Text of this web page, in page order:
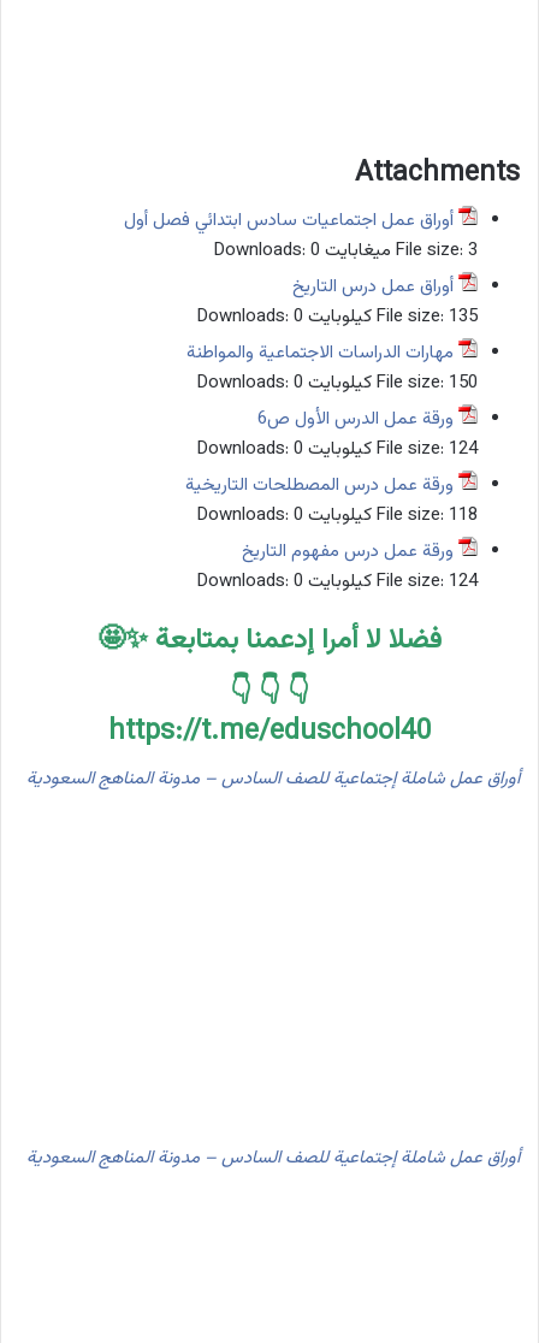
Attachments
أوراق عمل اجتماعيات سادس ابتدائي فصل أول
File size: 3 ميغابايت Downloads: 0
أوراق عمل درس التاريخ
File size: 135 كيلوبايت Downloads: 0
مهارات الدراسات الاجتماعية والمواطنة
File size: 150 كيلوبايت Downloads: 0
ورقة عمل الدرس الأول ص6
File size: 124 كيلوبايت Downloads: 0
ورقة عمل درس المصطلحات التاريخية
File size: 118 كيلوبايت Downloads: 0
ورقة عمل درس مفهوم التاريخ
File size: 124 كيلوبايت Downloads: 0
فضلا لا أمرا إدعمنا بمتابعة ✨🤩
👇 👇 👇
https://t.me/eduschool40
أوراق عمل شاملة إجتماعية للصف السادس – مدونة المناهج السعودية
أوراق عمل شاملة إجتماعية للصف السادس – مدونة المناهج السعودية